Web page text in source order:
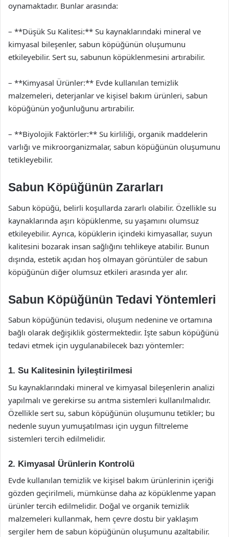
oynamaktadır. Bunlar arasında:
– **Düşük Su Kalitesi:** Su kaynaklarındaki mineral ve
kimyasal bileşenler, sabun köpüğünün oluşumunu
etkileyebilir. Sert su, sabunun köpüklenmesini artırabilir.
– **Kimyasal Ürünler:** Evde kullanılan temizlik
malzemeleri, deterjanlar ve kişisel bakım ürünleri, sabun
köpüğünün yoğunluğunu artırabilir.
– **Biyolojik Faktörler:** Su kirliliği, organik maddelerin
varlığı ve mikroorganizmalar, sabun köpüğünün oluşumunu
tetikleyebilir.
Sabun Köpüğünün Zararları
Sabun köpüğü, belirli koşullarda zararlı olabilir. Özellikle su
kaynaklarında aşırı köpüklenme, su yaşamını olumsuz
etkileyebilir. Ayrıca, köpüklerin içindeki kimyasallar, suyun
kalitesini bozarak insan sağlığını tehlikeye atabilir. Bunun
dışında, estetik açıdan hoş olmayan görüntüler de sabun
köpüğünün diğer olumsuz etkileri arasında yer alır.
Sabun Köpüğünün Tedavi Yöntemleri
Sabun köpüğünün tedavisi, oluşum nedenine ve ortamına
bağlı olarak değişiklik göstermektedir. İşte sabun köpüğünü
tedavi etmek için uygulanabilecek bazı yöntemler:
1. Su Kalitesinin İyileştirilmesi
Su kaynaklarındaki mineral ve kimyasal bileşenlerin analizi
yapılmalı ve gerekirse su arıtma sistemleri kullanılmalıdır.
Özellikle sert su, sabun köpüğünün oluşumunu tetikler; bu
nedenle suyun yumuşatılması için uygun filtreleme
sistemleri tercih edilmelidir.
2. Kimyasal Ürünlerin Kontrolü
Evde kullanılan temizlik ve kişisel bakım ürünlerinin içeriği
gözden geçirilmeli, mümkünse daha az köpüklenme yapan
ürünler tercih edilmelidir. Doğal ve organik temizlik
malzemeleri kullanmak, hem çevre dostu bir yaklaşım
sergiler hem de sabun köpüğünün oluşumunu azaltabilir.